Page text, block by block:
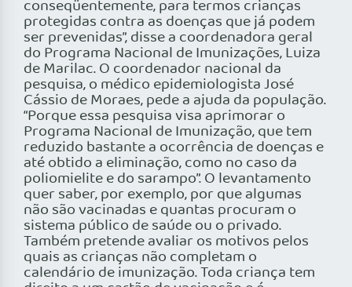
conseqüentemente, para termos crianças
protegidas contra as doenças que já podem
ser prevenidas”, disse a coordenadora geral
do Programa Nacional de Imunizações, Luiza
de Marilac. O coordenador nacional da
pesquisa, o médico epidemiologista José
Cássio de Moraes, pede a ajuda da população.
“Porque essa pesquisa visa aprimorar o
Programa Nacional de Imunização, que tem
reduzido bastante a ocorrência de doenças e
até obtido a eliminação, como no caso da
poliomielite e do sarampo”. O levantamento
quer saber, por exemplo, por que algumas
não são vacinadas e quantas procuram o
sistema público de saúde ou o privado.
Também pretende avaliar os motivos pelos
quais as crianças não completam o
calendário de imunização. Toda criança tem